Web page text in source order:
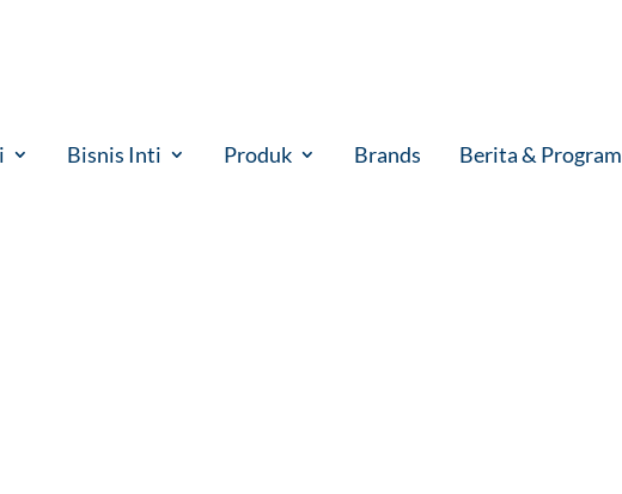
Bisnis Inti Produk Brands Berita & Program